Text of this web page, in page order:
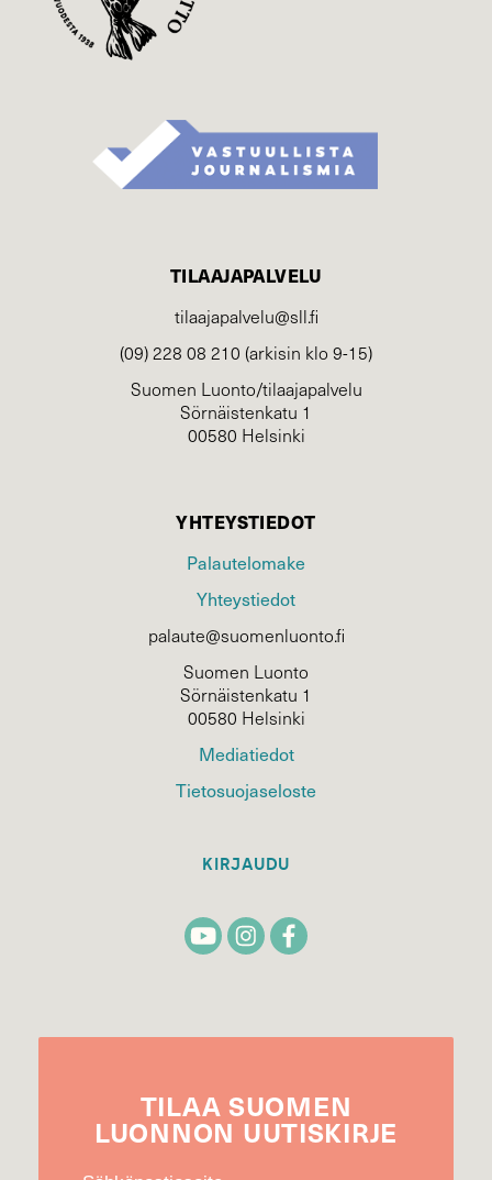
TILAAJAPALVELU
tilaajapalvelu@sll.fi
(09) 228 08 210 (arkisin klo 9-15)
Suomen Luonto/tilaajapalvelu
Sörnäistenkatu 1
00580 Helsinki
YHTEYSTIEDOT
Palautelomake
Yhteystiedot
palaute@suomenluonto.fi
Suomen Luonto
Sörnäistenkatu 1
00580 Helsinki
Mediatiedot
Tietosuojaseloste
KIRJAUDU
TILAA SUOMEN
LUONNON UUTIS­KIRJE